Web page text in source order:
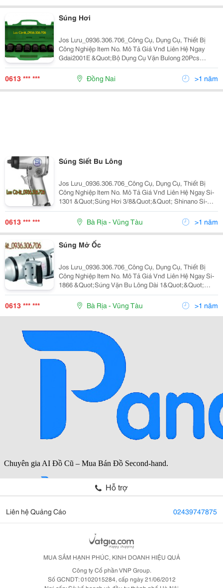
Súng Hơi
Jos Lưu_0936.306.706_Công Cụ, Dụng Cụ, Thiết Bị
Công Nghiệp Item No. Mô Tả Giá Vnđ Liên Hệ Ngay
Gdai2001E &Quot;Bộ Dụng Cụ Vặn Bulong 20Pcs
1/2&Quot;&Quot; Toptul Gdai2001E Súng Bắn Bulon
Kaaa1650B,Tuýp Lục Giác 1/2&Quot;&Quot; Tuýp Đen
Lục Giác Kab
0613 *** *** Đồng Nai >1 năm
Súng Siết Bu Lông
Jos Lưu_0936.306.706_Công Cụ, Dụng Cụ, Thiết Bị
Công Nghiệp Item No. Mô Tả Giá Vnđ Liên Hệ Ngay Si-
1301 &Quot;Súng Hơi 3/8&Quot;&Quot; Shinano Si-
1301 Moomen Xoắn Cực Đại Nm(Ft-Lb) : 70(52)Nm Mô
Men Xoắn Khi Làm Việc Nm(Ft-Lb) : 0-65(0-48)
0613 *** *** Bà Rịa - Vũng Tàu >1 năm
Súng Mở Ốc
Jos Lưu_0936.306.706_Công Cụ, Dụng Cụ, Thiết Bị
Công Nghiệp Item No. Mô Tả Giá Vnđ Liên Hệ Ngay Si-
1866 &Quot;Súng Vặn Bu Lông Dài 1&Quot;&Quot;
Shinano Si-1866 Momen Xoắn Lớn Nhất: 2,400 Nm
Momen Xoắn Làm Việc: 880-2,100 Nm Kích Thước Bu
0613 *** *** Bà Rịa - Vũng Tàu >1 năm
Hỗ trợ
Liên hệ Quảng Cáo 02439747875
MUA SẮM HẠNH PHÚC, KINH DOANH HIỆU QUẢ
Công ty Cổ phần VNP Group.
Số GCNDT: 0102015284, cấp ngày 21/06/2012